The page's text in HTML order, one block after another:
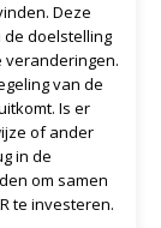
Deze
doelstelling
veranderingen.
van de
Is er
of ander
in de
om samen
te investeren.